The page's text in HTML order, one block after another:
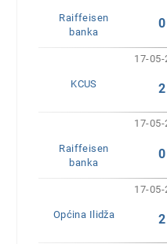
Raiffeisen
banka
17-
KCUS
17-
Raiffeisen
banka
17-
Općina Ilidža